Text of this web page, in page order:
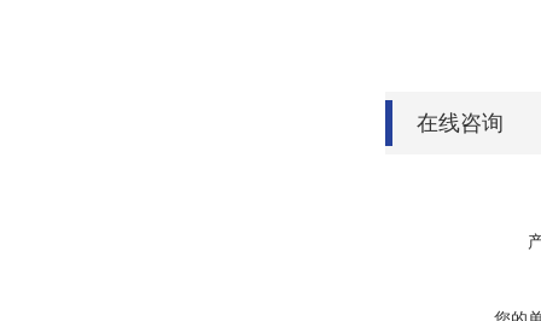
在线咨询